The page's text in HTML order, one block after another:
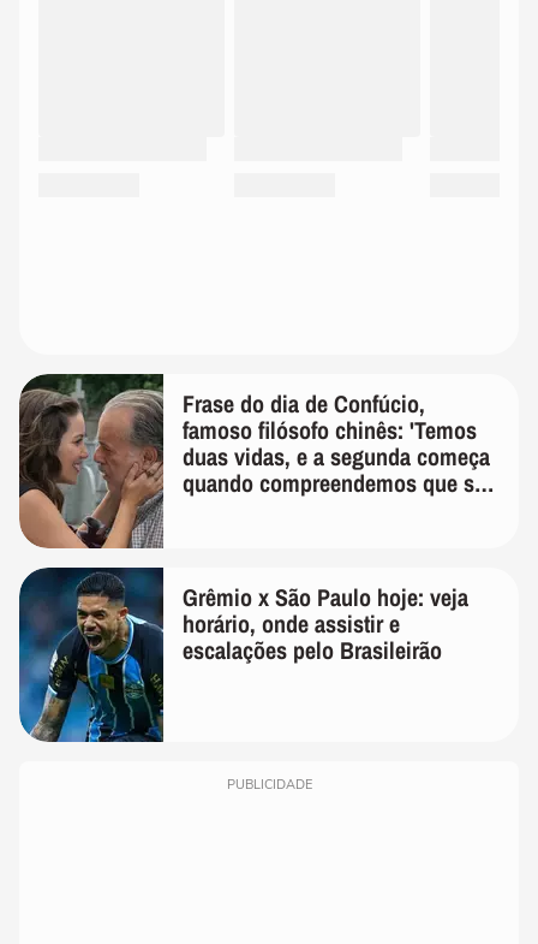
Frase do dia de Confúcio,
famoso filósofo chinês: 'Temos
duas vidas, e a segunda começa
quando compreendemos que só
Grêmio x São Paulo hoje: veja
horário, onde assistir e
escalações pelo Brasileirão
PUBLICIDADE